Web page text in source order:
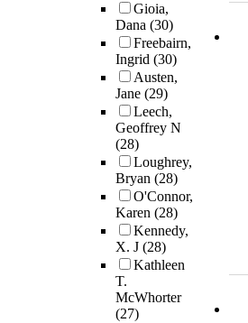
Gioia,
Dana (30)
Freebairn,
Ingrid (30)
Austen,
Jane (29)
Leech,
Geoffrey N
(28)
Loughrey,
Bryan (28)
O'Connor,
Karen (28)
Kennedy,
X. J (28)
Kathleen
T.
McWhorter
(27)